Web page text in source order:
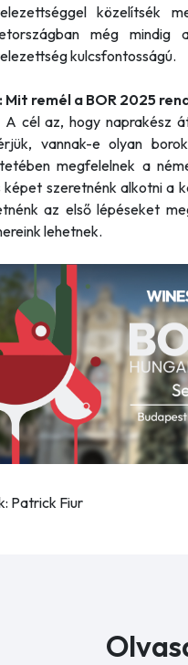
közelítsék
még
kulcsfontosságú.
Mit remél a BOR 2025
A cél az, hogy naprakész
vannak-e olyan
megfelelnek a
képet szeretnénk alkotni a
az első lépéseket
lehetnek.
Patrick Fiur